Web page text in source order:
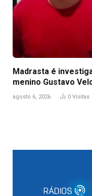
Madrasta é
menino Gustavo
agosto 6, 2026 0 Visitas